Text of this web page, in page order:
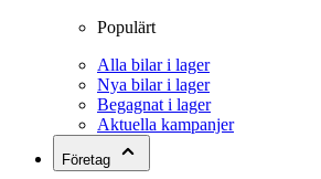
Populärt
Alla bilar i lager
Nya bilar i lager
Begagnat i lager
Aktuella kampanjer
Företag